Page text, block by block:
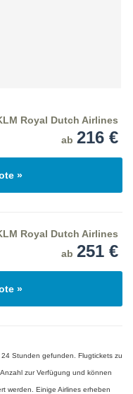
Royal Dutch Airlines
ab 216 €
»
Royal Dutch Airlines
ab 251 €
»
Stunden gefunden. Flugtickets zu
zur Verfügung und können
werden. Einige Airlines erheben